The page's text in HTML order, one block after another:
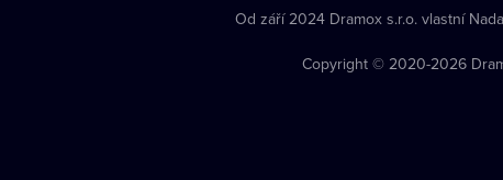
Od září 2024 Dramox s.r.o. vlastní
Copyright © 2020-2026